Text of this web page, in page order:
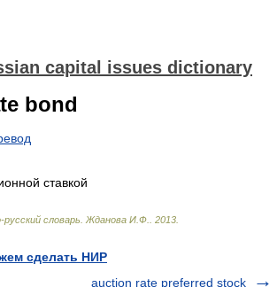
capital issues dictionary
bond
ставкой
словарь Жданова И.Ф. 2013
сделать НИР
auction rate preferred stock